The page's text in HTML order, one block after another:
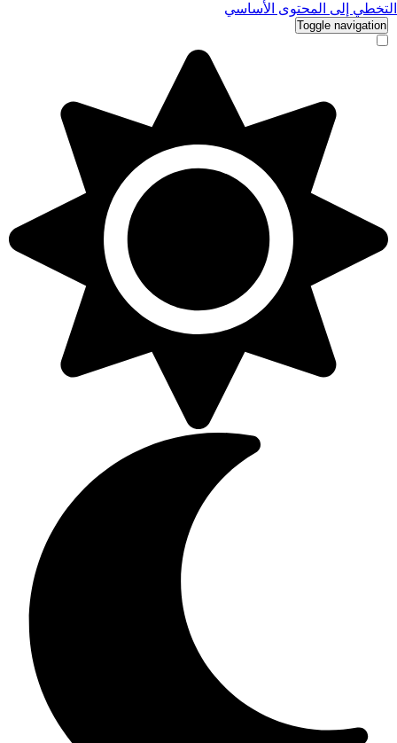
التخطي إلى المحتوى الأساسي
Toggle navigation